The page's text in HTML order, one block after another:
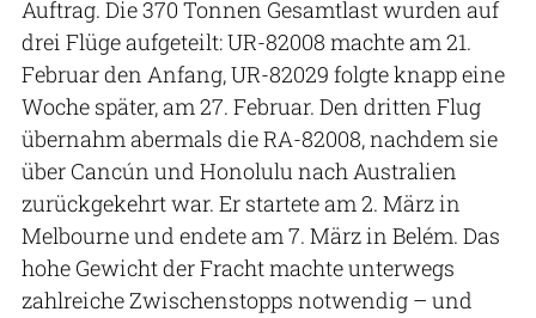
Auftrag. Die 370 Tonnen Gesamtlast wurden auf
drei Flüge aufgeteilt: UR-82008 machte am 21.
Februar den Anfang, UR-82029 folgte knapp eine
Woche später, am 27. Februar. Den dritten Flug
übernahm abermals die RA-82008, nachdem sie
über Cancún und Honolulu nach Australien
zurückgekehrt war. Er startete am 2. März in
Melbourne und endete am 7. März in Belém. Das
hohe Gewicht der Fracht machte unterwegs
zahlreiche Zwischenstopps notwendig – und